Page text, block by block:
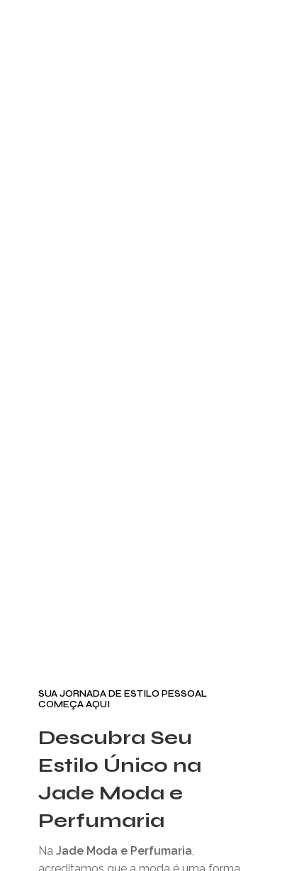
SUA JORNADA DE ESTILO PESSOAL
COMEÇA AQUI
Descubra Seu
Estilo Único na
Jade Moda e
Perfumaria
Na Jade Moda e Perfumaria
acreditamos que a moda é uma forma